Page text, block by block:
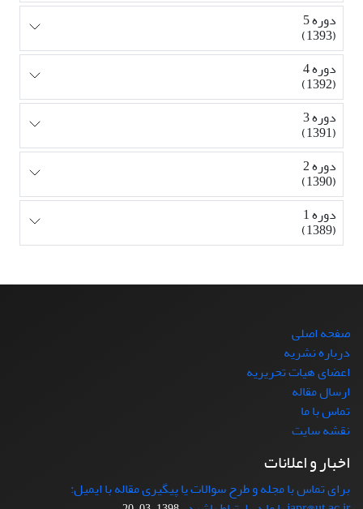
دوره 5
(1393)
دوره 4
(1392)
دوره 3
(1391)
دوره 2
(1390)
دوره 1
(1389)
صفحه اصلی
درباره نشریه
اعضای هیات تحریریه
ارسال مقاله
تماس با ما
نقشه سایت
اخبار و اعلانات
برای تماس با مجله و طرح سوالات یا پیگیری مقاله با ایمیل: